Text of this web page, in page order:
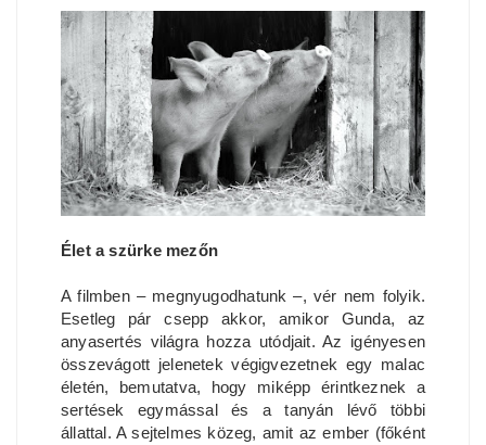
Élet a szürke mezőn
A filmben – megnyugodhatunk –, vér nem folyik.
Esetleg pár csepp akkor, amikor Gunda, az
anyasertés világra hozza utódjait. Az igényesen
összevágott jelenetek végigvezetnek egy malac
életén, bemutatva, hogy miképp érintkeznek a
sertések egymással és a tanyán lévő többi
állattal. A sejtelmes közeg, amit az ember (főként